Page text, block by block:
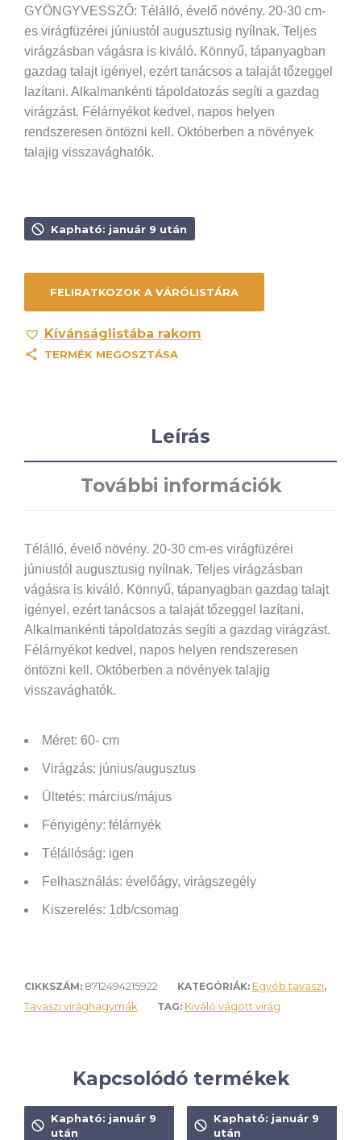
GYÖNGYVESSZŐ: Télálló, évelő növény. 20-30 cm-
es virágfüzérei júniustól augusztusig nyílnak. Teljes
virágzásban vágásra is kiváló. Könnyű, tápanyagban
gazdag talajt igényel, ezért tanácsos a talaját tőzeggel
lazítani. Alkalmankénti tápoldatozás segíti a gazdag
virágzást. Félárnyékot kedvel, napos helyen
rendszeresen öntözni kell. Októberben a növények
talajig visszavághatók.
Kapható: január 9 után
Kívánságlistába rakom
TERMÉK MEGOSZTÁSA
Leírás
További információk
Télálló, évelő növény. 20-30 cm-es virágfüzérei
júniustól augusztusig nyílnak. Teljes virágzásban
vágásra is kiváló. Könnyű, tápanyagban gazdag talajt
igényel, ezért tanácsos a talaját tőzeggel lazítani.
Alkalmankénti tápoldatozás segíti a gazdag virágzást.
Félárnyékot kedvel, napos helyen rendszeresen
öntözni kell. Októberben a növények talajig
visszavághatók.
Méret: 60- cm
Virágzás: június/augusztus
Ültetés: március/május
Fényigény: félárnyék
Télállóság: igen
Felhasználás: évelőágy, virágszegély
Kiszerelés: 1db/csomag
CIKKSZÁM: 8712494215922 KATEGÓRIÁK: Egyéb tavaszi,
Tavaszi virághagymák TAG: Kiváló vágott virág
Kapcsolódó termékek
Kapható: január 9
után
Kapható: január 9
után